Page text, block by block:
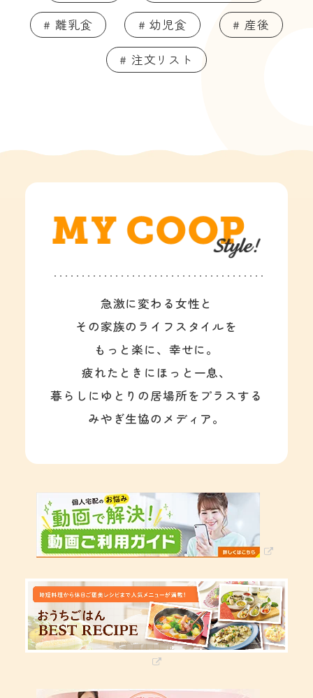
# 離乳食 # 幼児食 # 産後
# 注文リスト
急激に変わる女性と
その家族のライフスタイルを
もっと楽に、幸せに。
疲れたときにほっと一息、
暮らしにゆとりの居場所をプラスする
みやぎ生協のメディア。